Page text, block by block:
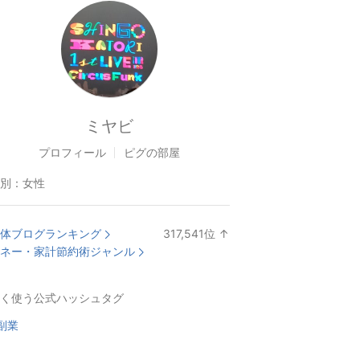
ミヤビ
プロフィール ピグの部屋
： 女性
ブログランキング 317,541位 ↑
ー・家計節約術ジャンル
使う公式ハッシュタグ
業